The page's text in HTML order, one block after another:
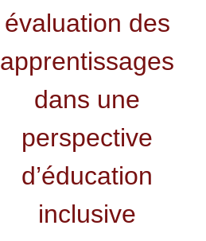
évaluation des
apprentissages
dans une
perspective
d’éducation
inclusive